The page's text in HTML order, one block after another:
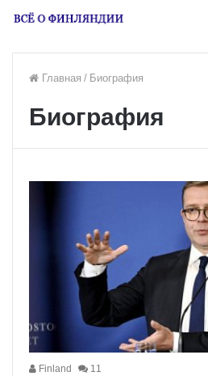
Главная / Биография
Биография
Finland 11